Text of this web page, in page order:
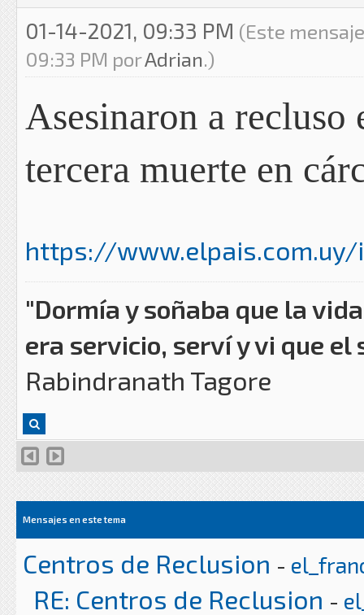
01-14-2021, 09:33 PM (Este
09:33 PM porAdrian.)
Asesinaron a recluso
tercera muerte en
https://
"Dormía y soñaba que la
era servicio, serví y vi que
Rabindranath Tagore
Mensajes en este tema
Centros de Reclusion -
RE: Centros de Reclusion -